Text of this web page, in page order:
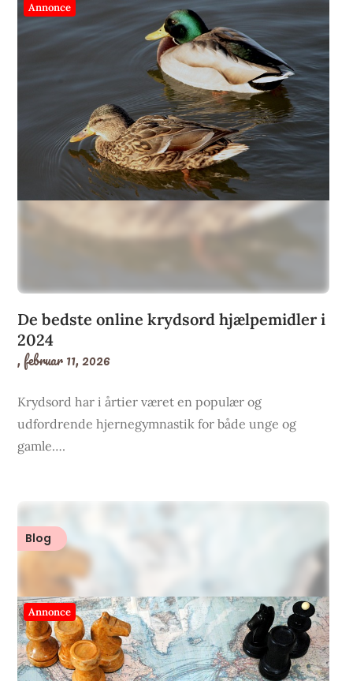
Annonce
De bedste online krydsord hjælpemidler i
2024
,februar 11, 2026
Krydsord har i årtier været en populær og
udfordrende hjernegymnastik for både unge og
gamle….
Blog
Annonce